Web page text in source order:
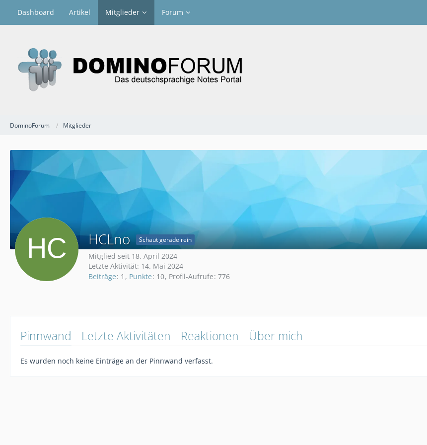
Dashboard Artikel Mitglieder Forum
DominoForum Mitglieder
HCLno Schaut gerade rein
Mitglied seit 18. April 2024
Letzte Aktivität: 14. Mai 2024
Beiträge 1 Punkte 10 Profil-Aufrufe 776
Pinnwand Letzte Aktivitäten Reaktionen Über mich
Es wurden noch keine Einträge an der Pinnwand verfasst.